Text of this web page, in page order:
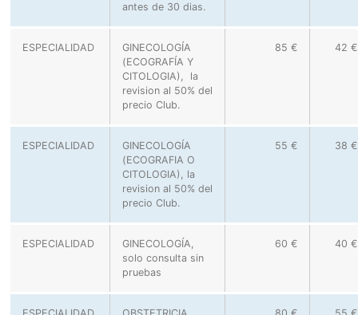
antes de 30 dias.
ESPECIALIDAD
GINECOLOGÍA
(ECOGRAFÍA Y
CITOLOGIA), la
revision al 50% del
precio Club.
85 € 42 €
ESPECIALIDAD
GINECOLOGÍA
(ECOGRAFIA O
CITOLOGIA), la
revision al 50% del
precio Club.
55 € 38 €
ESPECIALIDAD
GINECOLOGÍA,
solo consulta sin
pruebas
60 € 40 €